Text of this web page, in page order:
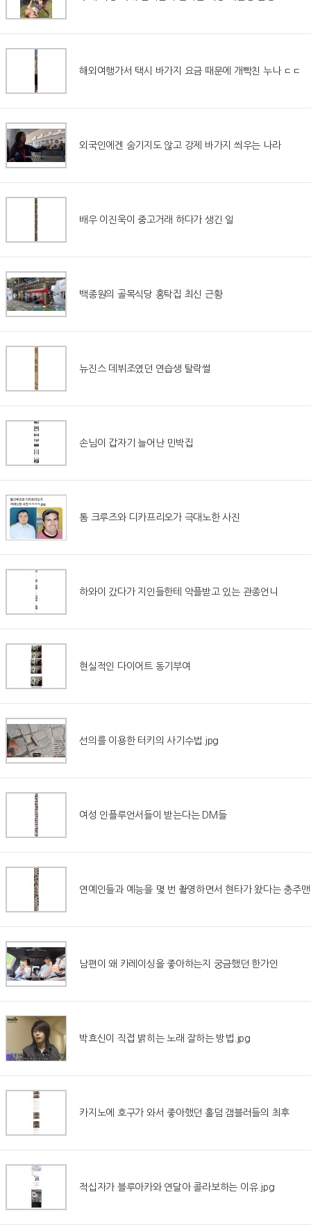
해외여행가서 택시 바가지 요금 때문에 개빡친 누나 ㄷㄷ
외국인에겐 숨기지도 않고 강제 바가지 씌우는 나라
배우 이진욱이 중고거래 하다가 생긴 일
백종원의 골목식당 홍탁집 최신 근황
뉴진스 데뷔조였던 연습생 탈락썰
손님이 갑자기 늘어난 민박집
톰 크루즈와 디카프리오가 극대노한 사진
하와이 갔다가 지인들한테 악플받고 있는 관종언니
현실적인 다이어트 동기부여
선의를 이용한 터키의 사기수법.jpg
여성 인플루언서들이 받는다는 DM들
연예인들과 예능을 몇 번 촬영하면서 현타가 왔다는 충주맨
남편이 왜 카레이싱을 좋아하는지 궁금했던 한가인
박효신이 직접 밝히는 노래 잘하는 방법.jpg
카지노에 호구가 와서 좋아했던 홀덤 갬블러들의 최후
적십자가 블루아카와 연달아 콜라보하는 이유.jpg